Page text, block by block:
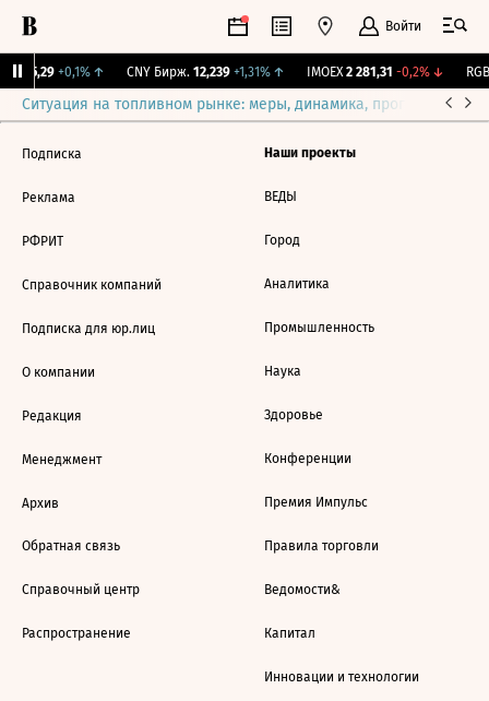
Войти
115,29 +0,1%↑ CNY Бирж. 12,239 +1,31%↑ IMOEX 2 281,31 -0,2%↓
Ситуация на топливном рынке: меры, динамика, прогнозы
Подписка
Реклама
РФРИТ
Справочник компаний
Подписка для юр.лиц
О компании
Редакция
Менеджмент
Архив
Обратная связь
Справочный центр
Распространение
Наши проекты
ВЕДЫ
Город
Аналитика
Промышленность
Наука
Здоровье
Конференции
Премия Импульс
Правила торговли
Ведомости&
Капитал
Инновации и технологии